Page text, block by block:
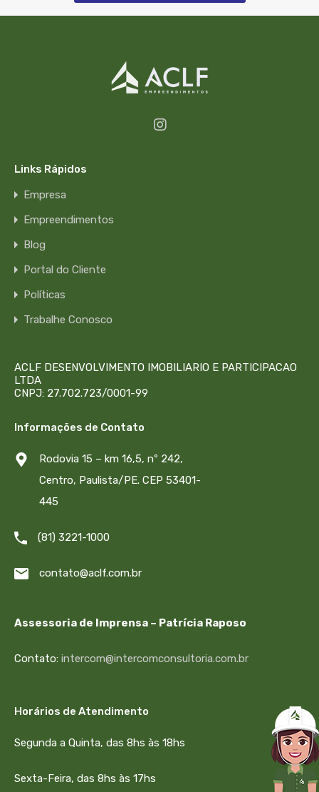
Links Rápidos
Empresa
Empreendimentos
Blog
Portal do Cliente
Políticas
Trabalhe Conosco
ACLF DESENVOLVIMENTO IMOBILIARIO E PARTICIPACAO
LTDA
CNPJ: 27.702.723/0001-99
Informações de Contato
Rodovia 15 – km 16,5, nº 242,
Centro, Paulista/PE. CEP 53401-
445
(81) 3221-1000
contato@aclf.com.br
Assessoria de Imprensa – Patrícia Raposo
Contato: intercom@intercomconsultoria.com.br
Horários de Atendimento
Segunda a Quinta, das 8hs às 18hs
Sexta-Feira, das 8hs às 17hs